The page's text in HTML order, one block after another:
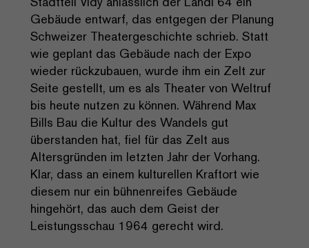
Gebäude entwarf, das entgegen der Planung
Schweizer Theatergeschichte schrieb. Statt
wie geplant das Gebäude nach der Expo
wieder rückzubauen, wurde ihm ein Zelt zur
Seite gestellt, um es als Theater von Weltruf
bis heute nutzen zu können. Während Max
Bills Bau die Kultur des Wandels gut
überstanden hat, fiel für das Zelt aus
Altersgründen im letzten Jahr der Vorhang.
Klar, dass an einem kulturellen Kraftort wie
diesem nur ein bühnenreifes Gebäude
hingehört, das auch dem Geist der
Leistungsschau 1964 gerecht wird.